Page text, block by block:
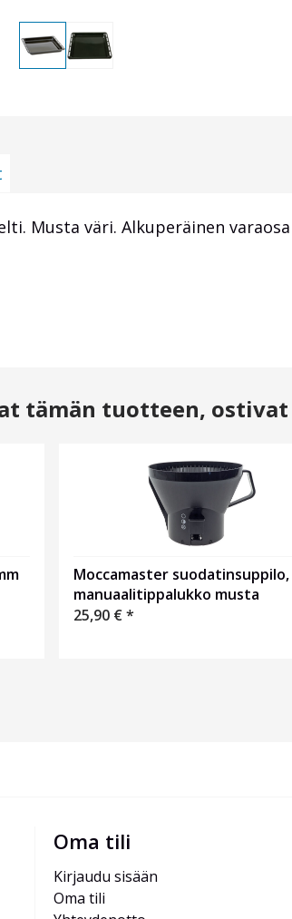
Musta väri. Alkuperäinen
tämän tuotteen, ostivat
Moccamaster suodatinsuppilo,
manuaalitippalukko musta
25,90 €*
Oma tili
Kirjaudu sisään
Oma tili